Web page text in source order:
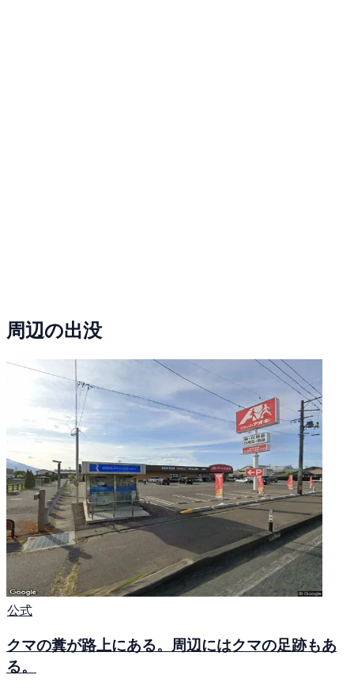
周辺の出没
公式
クマの糞が路上にある。周辺にはクマの足跡もあ
る。